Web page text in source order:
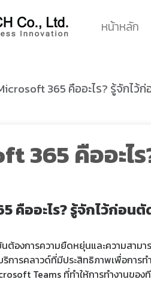
หน้าหลัก
365 คืออะไร? รู้จักไว้
365 คืออะไ
คืออะไร? รู้จักไว้ก่อนตั
ต้องการความยืดหยุ่นและความสา
การคลาวด์ที่มีประสิทธิภาพเพื่อการท
Teams ที่ทำให้การทำงานขอ